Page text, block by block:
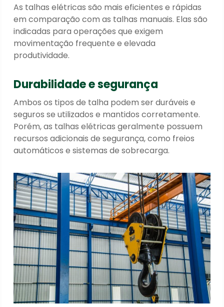
As talhas elétricas são mais eficientes e rápidas
em comparação com as talhas manuais. Elas são
indicadas para operações que exigem
movimentação frequente e elevada
produtividade.
Durabilidade e segurança
Ambos os tipos de talha podem ser duráveis e
seguros se utilizados e mantidos corretamente.
Porém, as talhas elétricas geralmente possuem
recursos adicionais de segurança, como freios
automáticos e sistemas de sobrecarga.